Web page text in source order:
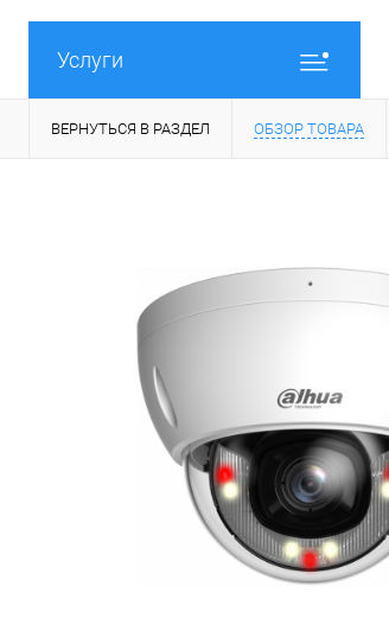
Услуги
ВЕРНУТЬСЯ В РАЗДЕЛ ОБЗОР ТОВАРА